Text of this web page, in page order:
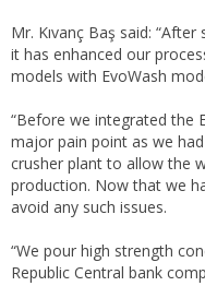
Mr. Kıvanç Baş said:
it has enhanced our
models with EvoWash
“Before we integrated the
major pain point as we
crusher plant to allow the
production. Now that we
avoid any such issues.
“We pour high strength
Republic Central bank